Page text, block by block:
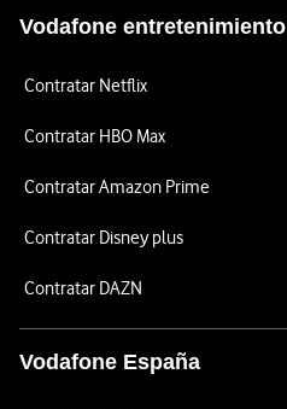
Vodafone entretenimiento
Contratar Netflix
Contratar HBO Max
Contratar Amazon Prime
Contratar Disney plus
Contratar DAZN
Vodafone España